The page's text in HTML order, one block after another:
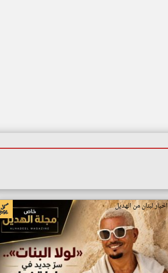
اخبار لبنان من الهديل